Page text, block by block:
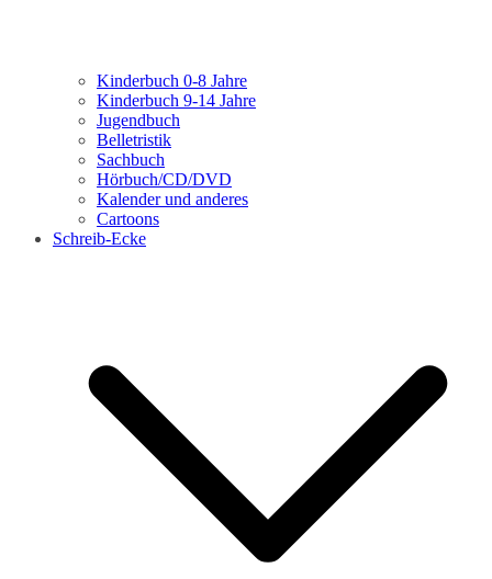
Kinderbuch 0-8 Jahre
Kinderbuch 9-14 Jahre
Jugendbuch
Belletristik
Sachbuch
Hörbuch/CD/DVD
Kalender und anderes
Cartoons
Schreib-Ecke